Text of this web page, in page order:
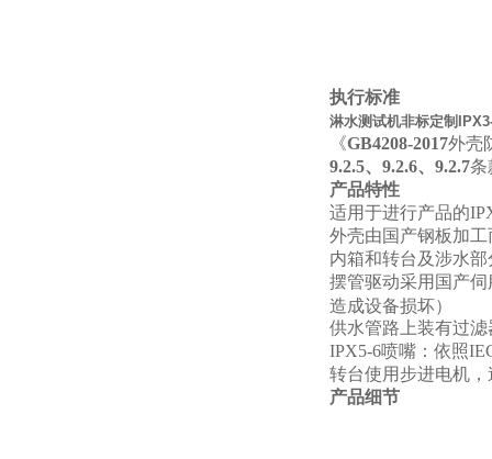
执行标准
淋水测试机非标定制
《GB4208-2017外壳
9.2.5、9.2.6、9.2.7条
产品特性
适用于进行产品的
外壳由国产钢板加
内箱和转台及涉水
摆管驱动采用国产
造成设备损坏）
供水管路上装有过
IPX5-6喷嘴：依照
转台使用步进电机
产品细节